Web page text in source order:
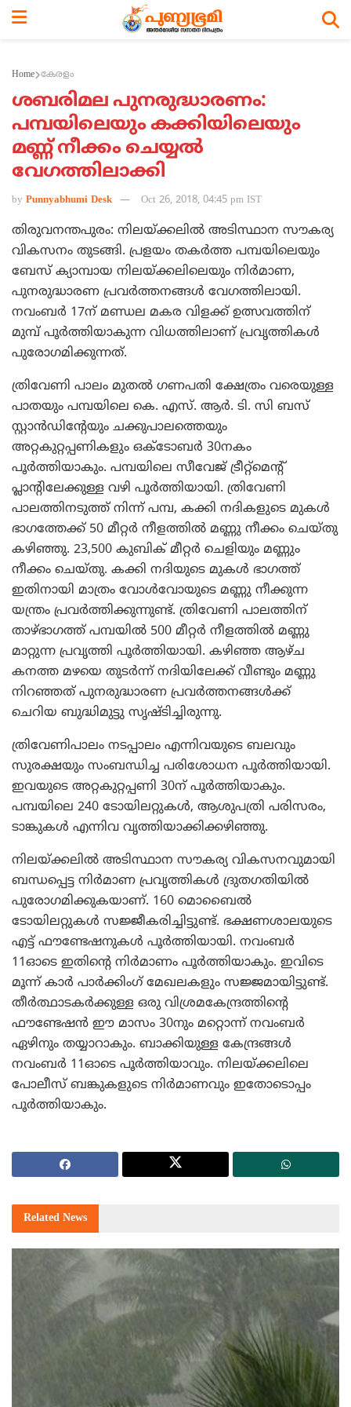
Home കേരളം
ശബരിമല പുനരുദ്ധാരണം:
പമ്പയിലെയും കക്കിയിലെയും
മണ്ണ് നീക്കം ചെയ്യല്‍
വേഗത്തിലാക്കി
by Punnyabhumi Desk Oct 26, 2018, 04:45 pm IST
തിരുവനന്തപുരം: നിലയ്ക്കലില്‍ അടിസ്ഥാന സൗകര്യ
വികസനം തുടങ്ങി. പ്രളയം തകര്‍ത്ത പമ്പയിലെയും
ബേസ് ക്യാമ്പായ നിലയ്ക്കലിലെയും നിര്‍മാണ,
പുനരുദ്ധാരണ പ്രവര്‍ത്തനങ്ങള്‍ വേഗത്തിലായി.
നവംബര്‍ 17ന് മണ്ഡല മകര വിളക്ക് ഉത്സവത്തിന്
മുമ്പ് പൂര്‍ത്തിയാകുന്ന വിധത്തിലാണ് പ്രവൃത്തികള്‍
പുരോഗമിക്കുന്നത്.
ത്രിവേണി പാലം മുതല്‍ ഗണപതി ക്ഷേത്രം വരെയുള്ള
പാതയും പമ്പയിലെ കെ. എസ്. ആര്‍. ടി. സി ബസ്
സ്റ്റാന്‍ഡിന്റേയും ചക്കുപാലത്തെയും
അറ്റകുറ്റപ്പണികളും ഒക്ടോബര്‍ 30നകം
പൂര്‍ത്തിയാകും. പമ്പയിലെ സീവേജ് ട്രീറ്റ്മെന്റ്
പ്ലാന്റിലേക്കുള്ള വഴി പൂര്‍ത്തിയായി. ത്രിവേണി
പാലത്തിനടുത്ത് നിന്ന് പമ്പ, കക്കി നദികളുടെ മുകള്‍
ഭാഗത്തേക്ക് 50 മീറ്റര്‍ നീളത്തില്‍ മണ്ണു നീക്കം ചെയ്തു
കഴിഞ്ഞു. 23,500 കുബിക് മീറ്റര്‍ ചെളിയും മണ്ണും
നീക്കം ചെയ്തു. കക്കി നദിയുടെ മുകള്‍ ഭാഗത്ത്
ഇതിനായി മാത്രം വോള്‍വോയുടെ മണ്ണു നീക്കുന്ന
യന്ത്രം പ്രവര്‍ത്തിക്കുന്നുണ്ട്. ത്രിവേണി പാലത്തിന്
താഴ്ഭാഗത്ത് പമ്പയില്‍ 500 മീറ്റര്‍ നീളത്തില്‍ മണ്ണു
മാറ്റുന്ന പ്രവൃത്തി പൂര്‍ത്തിയായി. കഴിഞ്ഞ ആഴ്ച
കനത്ത മഴയെ തുടര്‍ന്ന് നദിയിലേക്ക് വീണ്ടും മണ്ണു
നിറഞ്ഞത് പുനരുദ്ധാരണ പ്രവര്‍ത്തനങ്ങള്‍ക്ക്
ചെറിയ ബുദ്ധിമുട്ടു സൃഷ്ടിച്ചിരുന്നു.
ത്രിവേണിപാലം നടപ്പാലം എന്നിവയുടെ ബലവും
സുരക്ഷയും സംബന്ധിച്ച പരിശോധന പൂര്‍ത്തിയായി.
ഇവയുടെ അറ്റകുറ്റപ്പണി 30ന് പൂര്‍ത്തിയാകും.
പമ്പയിലെ 240 ടോയിലറ്റുകള്‍, ആശുപത്രി പരിസരം,
ടാങ്കുകള്‍ എന്നിവ വൃത്തിയാക്കിക്കഴിഞ്ഞു.
നിലയ്ക്കലില്‍ അടിസ്ഥാന സൗകര്യ വികസനവുമായി
ബന്ധപ്പെട്ട നിര്‍മാണ പ്രവൃത്തികള്‍ ദ്രുതഗതിയില്‍
പുരോഗമിക്കുകയാണ്. 160 മൊബൈല്‍
ടോയിലറ്റുകള്‍ സജ്ജീകരിച്ചിട്ടുണ്ട്. ഭക്ഷണശാലയുടെ
എട്ട് ഫൗണ്ടേഷനുകള്‍ പൂര്‍ത്തിയായി. നവംബര്‍
11ഓടെ ഇതിന്റെ നിര്‍മാണം പൂര്‍ത്തിയാകും. ഇവിടെ
മൂന്ന് കാര്‍ പാര്‍ക്കിംഗ് മേഖലകളും സജ്ജമായിട്ടുണ്ട്.
തീര്‍ത്ഥാടകര്‍ക്കുള്ള ഒരു വിശ്രമകേന്ദ്രത്തിന്റെ
ഫൗണ്ടേഷന്‍ ഈ മാസം 30നും മറ്റൊന്ന് നവംബര്‍
ഏഴിനും തയ്യാറാകും. ബാക്കിയുള്ള കേന്ദ്രങ്ങള്‍
നവംബര്‍ 11ഓടെ പൂര്‍ത്തിയാവും. നിലയ്ക്കലിലെ
പോലീസ് ബങ്കുകളുടെ നിര്‍മാണവും ഇതോടൊപ്പം
പൂര്‍ത്തിയാകും.
Related News